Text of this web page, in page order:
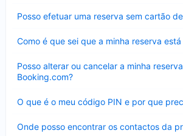
Posso efetuar uma reserva sem cartão
fechado
Como é que sei que a minha reserva
fechado
Posso alterar ou cancelar a minha
Booking.com?
fechado
O que é o meu código PIN e por que
fechado
Onde posso encontrar os contactos da
fechado